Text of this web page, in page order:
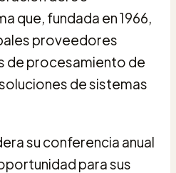
que, fundada en 1966,
proveedores
de procesamiento de
de sistemas
su conferencia anual
para sus